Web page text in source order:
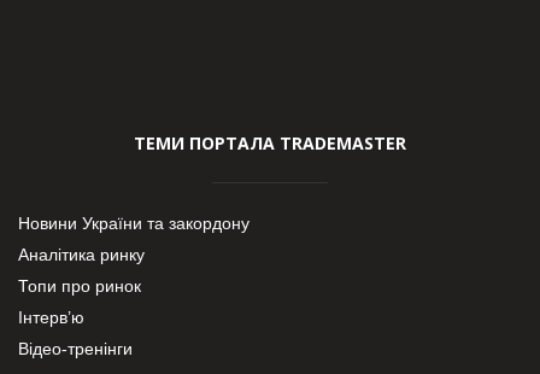
ТЕМИ ПОРТАЛА TRADEMASTER
Новини України та закордону
Аналітика ринку
Топи про ринок
Інтерв’ю
Відео-тренінги